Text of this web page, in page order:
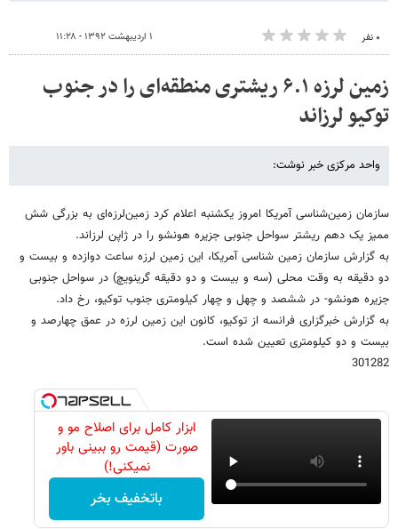
۰ نفر ۱ اردیبهشت ۱۳۹۲ - ۱۱:۲۸
زمین لرزه ۶.۱ ریشتری منطقه‌ای را در جنوب
توکیو لرزاند
واحد مرکزی خبر نوشت:
سازمان زمین‌شناسی آمریکا امروز یکشنبه اعلام کرد زمین‌لرزه‌ای به بزرگی شش
ممیز یک دهم ریشتر سواحل جنوبی جزیره هونشو را در ژاپن لرزاند.
به گزارش سازمان زمین شناسی آمریکا، این زمین لرزه ساعت دوازده و بیست و
دو دقیقه به وقت محلی (سه و بیست و دو دقیقه گرینویچ) در سواحل جنوبی
جزیره هونشو- در ششصد و چهل و چهار کیلومتری جنوب توکیو، رخ داد.
به گزارش خبرگزاری فرانسه از توکیو، کانون این زمین لرزه در عمق چهارصد و
بیست و دو کیلومتری تعیین شده است.
301282
ابزار کامل برای اصلاح مو و
صورت (قیمت رو ببینی باور
نمیکنی!)
باتخفیف بخر